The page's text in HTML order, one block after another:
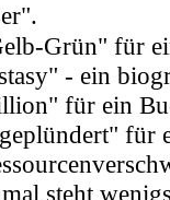
Grün" für
- ein
für ein
für
steht